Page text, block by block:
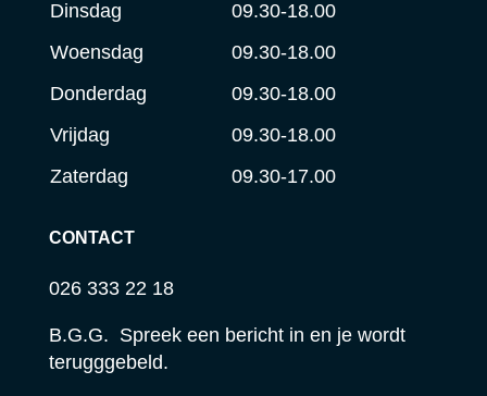
Dinsdag
09.30-18.00
Woensdag
09.30-18.00
Donderdag
09.30-18.00
Vrijdag
09.30-18.00
Zaterdag
09.30-17.00
CONTACT
026 333 22 18
B.G.G. Spreek een bericht in en je wordt
terugggebeld.